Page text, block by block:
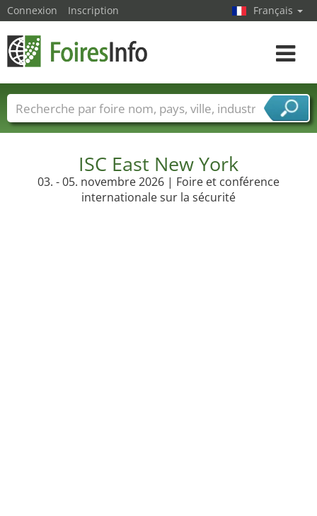
ISC East New York
03. - 05. novembre 2026 | Foire et conférence
internationale sur la sécurité
Connexion Inscription Français
Toggle
Foire noms Pays Villes
Secteurs de foire